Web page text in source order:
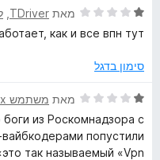
5
ת
ד
י
ו
1
מאת TDriver
как и все впн тут
סימון בדגל
ד
י
ר
ו
מאת משתמש Firefox‏ 13327647
из Роскомнадзора с
попустили
это так называемый «Vpn»